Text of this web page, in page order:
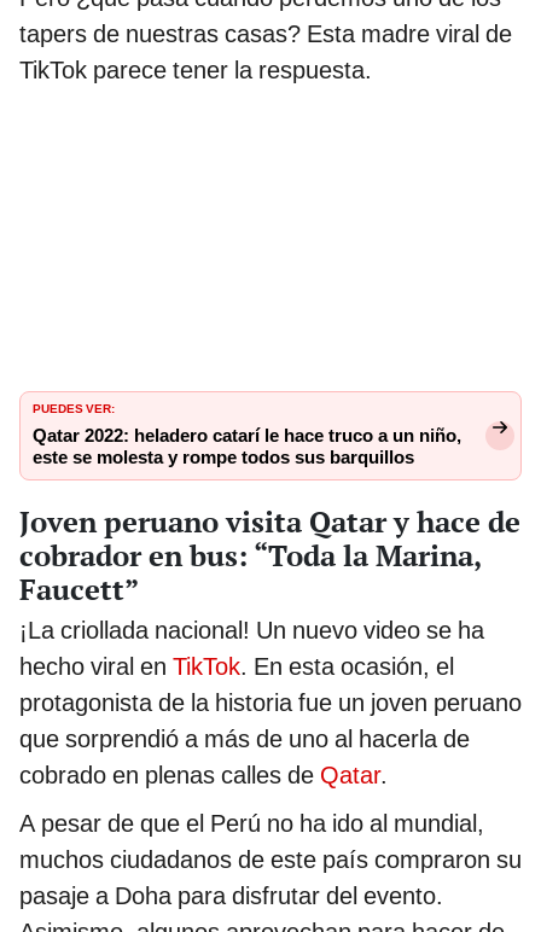
tapers de nuestras casas? Esta madre viral de
TikTok parece tener la respuesta.
PUEDES VER:
Qatar 2022: heladero catarí le hace truco a un niño,
este se molesta y rompe todos sus barquillos
Joven peruano visita Qatar y hace de
cobrador en bus: “Toda la Marina,
Faucett”
¡La criollada nacional! Un nuevo video se ha
hecho viral en TikTok. En esta ocasión, el
protagonista de la historia fue un joven peruano
que sorprendió a más de uno al hacerla de
cobrado en plenas calles de Qatar.
A pesar de que el Perú no ha ido al mundial,
muchos ciudadanos de este país compraron su
pasaje a Doha para disfrutar del evento.